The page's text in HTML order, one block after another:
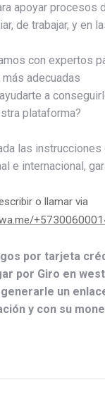
apoyar procesos
de trabajar, y en
con expertos
adecuadas
a
plataforma?
las instrucciones
e internacional,
o llamar via
por tarjeta
por Giro en
un
y con su